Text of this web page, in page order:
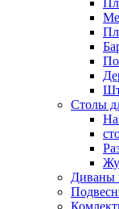
Столы
Диваны